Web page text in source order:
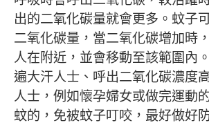
出的二氧化碳量就會更多。蚊子
二氧化碳量，當二氧化碳增加時
人在附近，並會移動至該範圍內
遍大汗人士、呼出二氧化碳濃度
人士，例如懷孕婦女或做完運動
蚊的，免被蚊子叮咬，最好做好